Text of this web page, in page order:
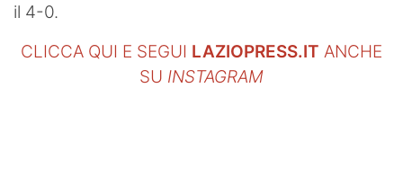
il 4-0.
CLICCA QUI E SEGUI LAZIOPRESS.IT ANCHE
SU INSTAGRAM